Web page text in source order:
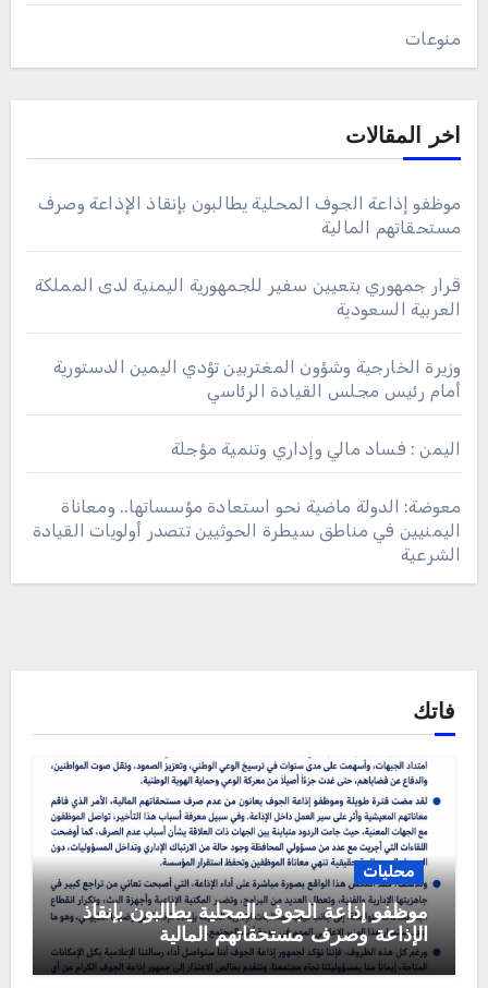
منوعات
اخر المقالات
موظفو إذاعة الجوف المحلية يطالبون بإنقاذ الإذاعة وصرف
مستحقاتهم المالية
قرار جمهوري بتعيين سفير للجمهورية اليمنية لدى المملكة
العربية السعودية
وزيرة الخارجية وشؤون المغتربين تؤدي اليمين الدستورية
أمام رئيس مجلس القيادة الرئاسي
اليمن : فساد مالي وإداري وتنمية مؤجلة
معوضة: الدولة ماضية نحو استعادة مؤسساتها.. ومعاناة
اليمنيين في مناطق سيطرة الحوثيين تتصدر أولويات القيادة
الشرعية
فاتك
محليات
موظفو إذاعة الجوف المحلية يطالبون بإنقاذ
الإذاعة وصرف مستحقاتهم المالية